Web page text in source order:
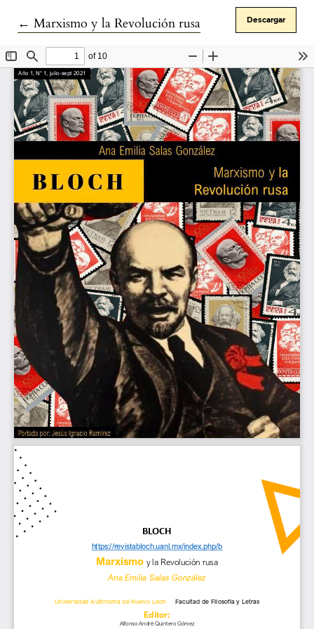
← Volver a los detalles del artículo
Marxismo y la Revolución rusa Descargar